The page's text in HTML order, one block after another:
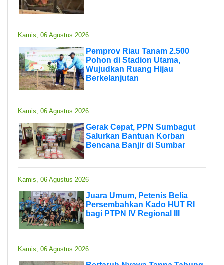
Kamis, 06 Agustus 2026
Pemprov Riau Tanam 2.500
Pohon di Stadion Utama,
Wujudkan Ruang Hijau
Berkelanjutan
Kamis, 06 Agustus 2026
Gerak Cepat, PPN Sumbagut
Salurkan Bantuan Korban
Bencana Banjir di Sumbar
Kamis, 06 Agustus 2026
Juara Umum, Petenis Belia
Persembahkan Kado HUT RI
bagi PTPN IV Regional III
Kamis, 06 Agustus 2026